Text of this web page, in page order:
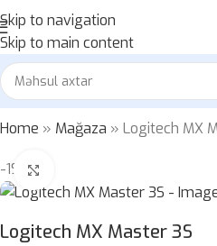
Skip to navigation
Skip to main content
Home » Mağaza » Logitech MX
-19%
Logitech MX Master 3S